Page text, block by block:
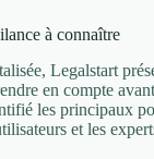
à connaître
Legalstart
en compte
les principaux
et les